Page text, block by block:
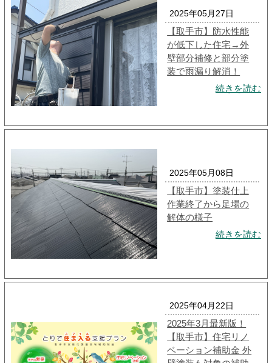
2025年05月27日
【取手市】防水性能
が低下した住宅→外
壁部分補修と部分塗
装で雨漏り解消！
続きを読む
2025年05月08日
【取手市】塗装仕上
作業終了から足場の
解体の様子
続きを読む
2025年04月22日
2025年3月最新版！
【取手市】住宅リノ
ベーション補助金 外